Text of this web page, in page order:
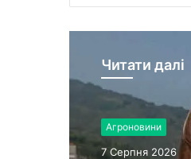
Читати далі
Агроновини
7 Серпня 2026